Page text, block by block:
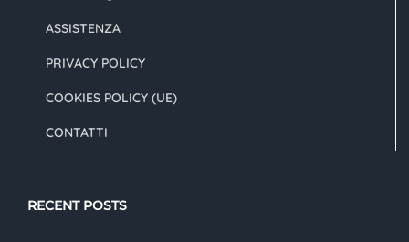
ASSISTENZA
PRIVACY POLICY
COOKIES POLICY (UE)
CONTATTI
RECENT POSTS